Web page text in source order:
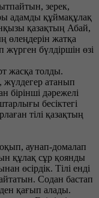
зерек,
адамды құймақұлақ
қазақтың Абай,
жатқа
бүлдіршін өзі
жасқа толды.
жүлдегер атанып
бірінші дәрежелі
бесіктегі
тілі қазақтың
аунап-домалап
құлақ сұр қоянды
өсірдік. Тілі енді
Содан бастап
қағып алады.